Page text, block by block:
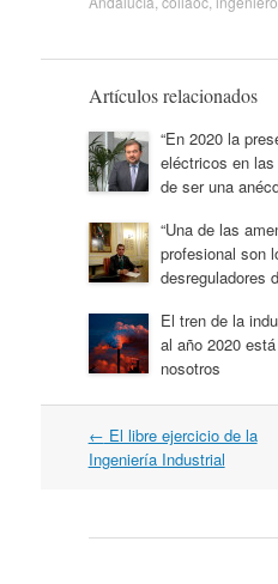
Artículos relacionados
“En 2020 la
eléctricos en
de ser una
“Una de las
profesional son
desreguladores
El tren de la
al año 2020
nosotros
Navegación
por
← El libre ejercicio de la
Ingeniería Industrial